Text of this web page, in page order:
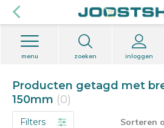
zoeken inloggen
menu
Producten getagd met
150mm (0)
Filters Sorteren